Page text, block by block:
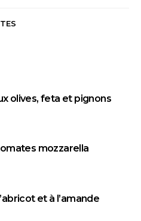
olives, feta et pignons
mozzarella
et à l’amande